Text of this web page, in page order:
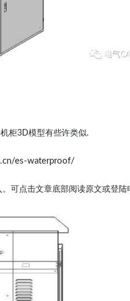
柜3D模型有些许类似.
es-waterproof/
可点击文章底部阅读原文或登陆